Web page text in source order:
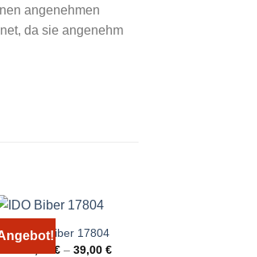
angenehmen
da sie angenehm
IDO Biber 17804
€ –39,00€